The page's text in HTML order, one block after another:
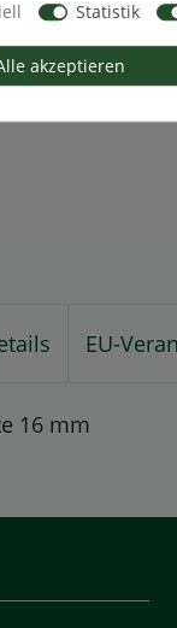
EU-
16 mm
Statistik
akzeptieren